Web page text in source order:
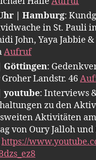
| Hamburg:
in St. Pauli
John, Yaya Jabbie
Aufruf
Göttingen:
Landstr. 46
youtube: Interviews
zu den
Aktivitäten
von Oury Jalloh
https://